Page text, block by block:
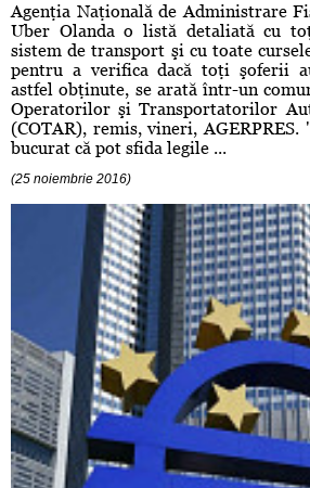
Agenţia Naţională de Administrare
Uber Olanda o listă detaliată cu
sistem de transport şi cu toate
pentru a verifica dacă toţi şoferii
astfel obţinute, se arată într-un
Operatorilor şi Transportatorilor
(COTAR), remis, vineri, AGERPRES.
bucurat că pot sfida legile ...
(25 noiembrie 2016)